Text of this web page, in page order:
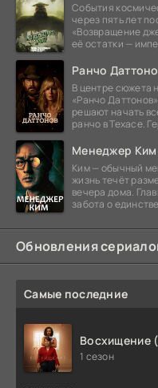
События
через пять лет
«Возвращение
её остатки —
Ранчо
В центре сюжета
«Ранчо
решают начать
ранчо в Техасе.
Менеджер
Ким — обычный
жизнь течёт
вечера дома.
забота о
Обновления
Самые последние
Восхищение
1 сезон